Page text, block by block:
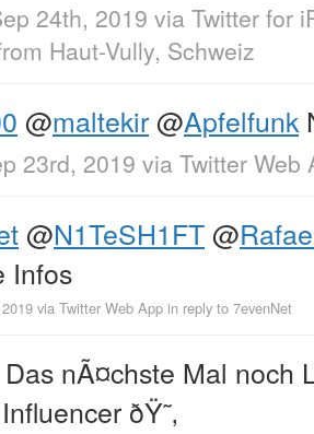
24th, 2019 via Twitter for
Haut-Vully, Schweiz
@maltekir@Apfelfunk
23rd, 2019 via Twitter Web
@N1TeSH1FT@
Infos
via Twitter Web App in reply to 7evenNet
Das nÃ¤chste Mal noch
ðŸ˜‚